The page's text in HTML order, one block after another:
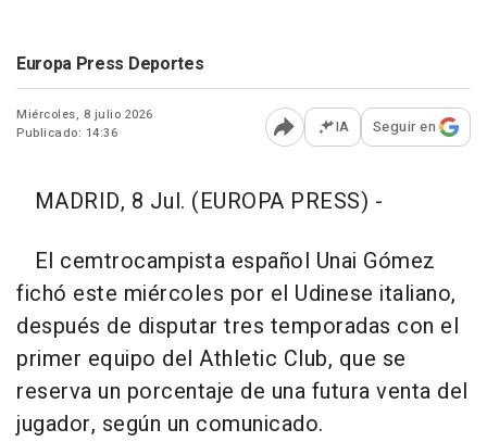
Europa Press Deportes
Miércoles, 8 julio 2026
Publicado: 14:36
Abrir opciones para
IA Seguir en
MADRID, 8 Jul. (EUROPA PRESS) -
El cemtrocampista español Unai Gómez
fichó este miércoles por el Udinese italiano,
después de disputar tres temporadas con el
primer equipo del Athletic Club, que se
reserva un porcentaje de una futura venta del
jugador, según un comunicado.